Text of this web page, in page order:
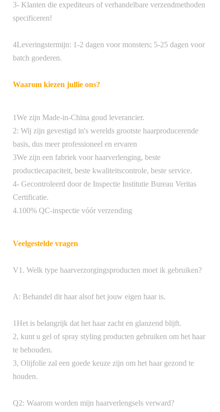
Pakket
Betalingsvoorwaarden
Aflevering
Verzend de goederen binnen 24
uur nadat we de betaling hebben
ontvangen
3- Klanten die expediteurs of verhandelbare verzendmethoden
specificeren!
4Leveringstermijn: 1-2 dagen voor monsters; 5-25 dagen voor
batch goederen.
Waarom kiezen jullie ons?
1We zijn Made-in-China goud leverancier.
2: Wij zijn gevestigd in's werelds grootste haarproducerende
basis, dus meer professioneel en ervaren
3We zijn een fabriek voor haarverlenging, beste
productiecapaciteit, beste kwaliteitscontrole, beste service.
4- Gecontroleerd door de Inspectie Institutie Bureau Veritas
Certificatie.
4.100% QC-inspectie vóór verzending
Veelgestelde vragen
V1. Welk type haarverzorgingsproducten moet ik gebruiken?
A: Behandel dit haar alsof het jouw eigen haar is.
1Het is belangrijk dat het haar zacht en glanzend blijft.
2, kunt u gel of spray styling producten gebruiken om het haar
te behouden.
3, Olijfolie zal een goede keuze zijn om het haar gezond te
houden.
Q2: Waarom worden mijn haarverlengsels verward?